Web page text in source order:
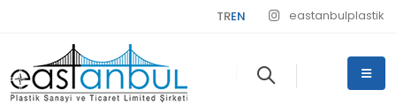
TREN eastanbulplastik